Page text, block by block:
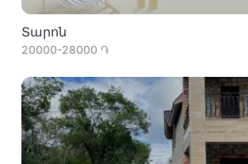
Տարոն
20000-28000 ֏